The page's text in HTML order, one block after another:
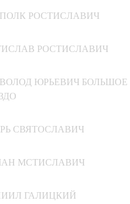
РОСТИСЛАВИЧ
РОСТИСЛАВИЧ
ЮРЬЕВИЧ БОЛЬШОЕ
СВЯТОСЛАВИЧ
МСТИСЛАВИЧ
ГАЛИЦКИЙ